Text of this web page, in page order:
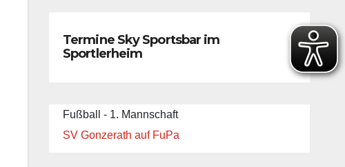
Termine Sky Sportsbar im
Sportlerheim
Fußball - 1. Mannschaft
SV Gonzerath auf FuPa